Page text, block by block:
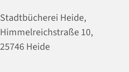
Stadtbücherei Heide,
Himmelreichstraße 10,
25746 Heide